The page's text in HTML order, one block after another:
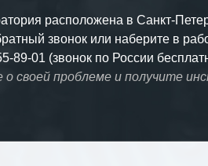
расположена в Санкт-
звонок или наберите в
89-01 (звонок по России
о своей проблеме и получите